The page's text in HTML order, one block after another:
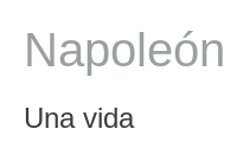
Napoleón
Una vida